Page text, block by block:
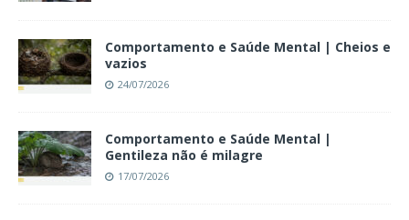
Comportamento e Saúde Mental | Cheios e
vazios
24/07/2026
Comportamento e Saúde Mental |
Gentileza não é milagre
17/07/2026